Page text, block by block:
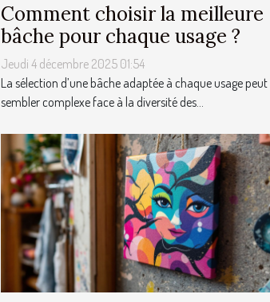
Comment choisir la meilleure
bâche pour chaque usage ?
Jeudi 4 décembre 2025 01:54
La sélection d’une bâche adaptée à chaque usage peut
sembler complexe face à la diversité des...